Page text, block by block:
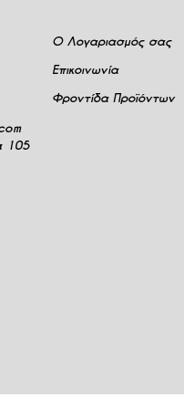
105
Ο Λογαριασμός σας
Επικοινωνία
Φροντίδα Προϊόντων